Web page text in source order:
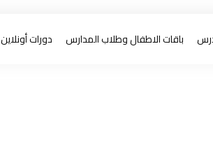
باقات الاطفال وطلاب المدارس دورات أونلاين